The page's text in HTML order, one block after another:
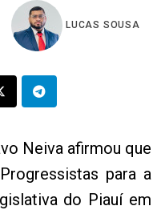
LUCAS SOUSA
Neiva afirmou que
para a
do Piauí em